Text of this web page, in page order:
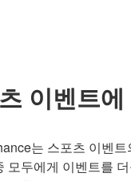
이벤트
는 스포츠 이벤
모두에게 이벤트를